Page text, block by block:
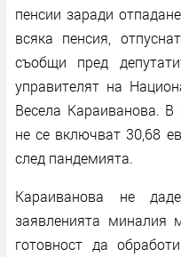
пенсии заради
всяка пенсия,
съобщи пред
управителят на
Весела Караиванова. В
не се включват 30,68
след пандемията.
Караиванова не
заявленията
готовност да